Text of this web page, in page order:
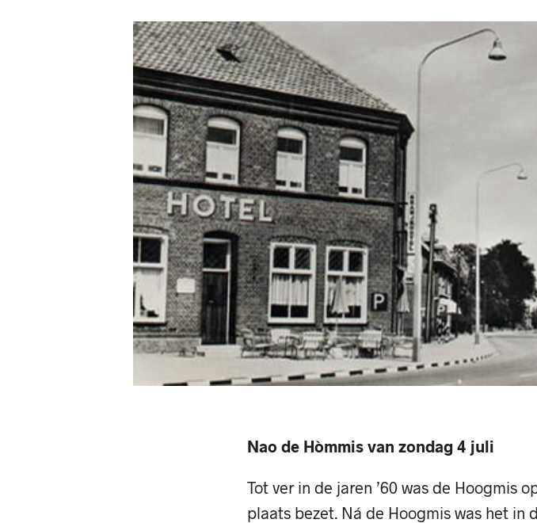
Nao de Hòmmis van zondag 4 juli
Tot ver in de jaren ’60 was de Hoogmis
plaats bezet. Ná de Hoogmis was het in